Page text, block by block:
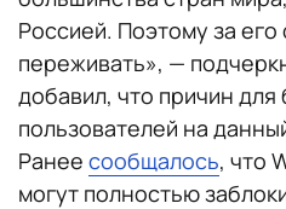
Россией. Поэтому за
переживать», —
добавил, что причин для
пользователей на
Ранее сообщалось, что
могут полностью